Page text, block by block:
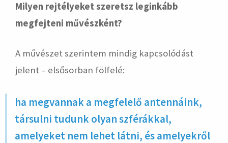
Milyen rejtélyeket szeretsz leginkább
megfejteni művészként?
A művészet szerintem mindig kapcsolódást
jelent – elsősorban fölfelé:
ha megvannak a megfelelő antennáink,
társulni tudunk olyan szférákkal,
amelyeket nem lehet látni, és amelyekről